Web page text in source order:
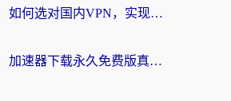
海外党必看：如何选对国内VPN，实现无缝访问国内资源？
海外党必看：加速器下载永久免费版真的存在吗？教你无缝访问国内资源的正确姿势